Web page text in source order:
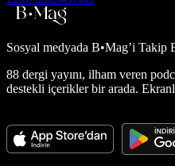
Sosyal medyada B•Mag’i Takip
88 dergi yayını, ilham veren
destekli içerikler bir arada.